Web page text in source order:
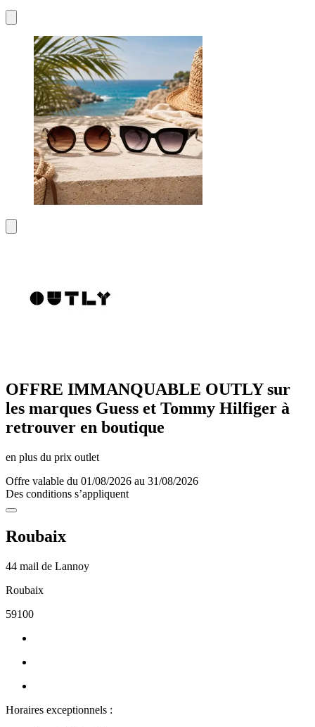
OFFRE IMMANQUABLE OUTLY sur
les marques Guess et Tommy Hilfiger à
retrouver en boutique
en plus du prix outlet
Offre valable du 01/08/2026 au 31/08/2026
Des conditions s’appliquent
Roubaix
44 mail de Lannoy
Roubaix
59100
Horaires exceptionnels :